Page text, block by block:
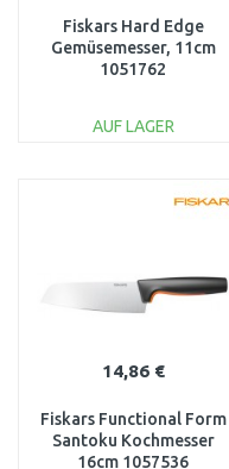
Fiskars Hard Edge
Gemüsemesser, 11cm
1051762
AUF LAGER
14,86 €
Fiskars Functional Form
Santoku Kochmesser
16cm 1057536